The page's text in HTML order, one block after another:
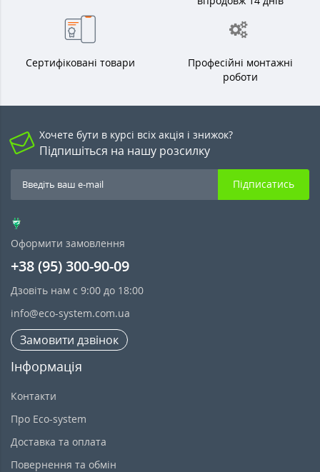
Сертифіковані товари
Професійні монтажні
роботи
Хочете бути в курсі всіх акція і знижок?
Підпишіться на нашу розсилку
Підписатись
Оформити замовлення
+38 (95) 300-90-09
Дзовіть нам с 9:00 до 18:00
info@eco-system.com.ua
Замовити дзвінок
Інформація
Контакти
Про Eco-system
Доставка та оплата
Повернення та обмін